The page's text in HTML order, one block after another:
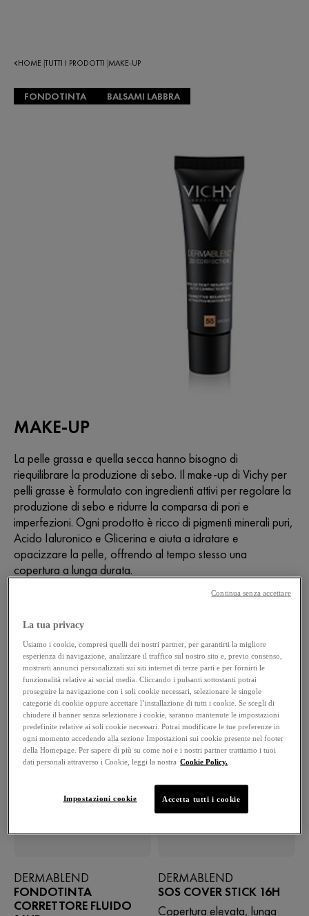
HOME TUTTI I PRODOTTI MAKE-UP
FONDOTINTA BALSAMI LABBRA
MAKE-UP
La pelle grassa e quella secca hanno bisogno di
riequilibrare la produzione di sebo. Il make-up di Vichy per
pelli grasse è formulato con ingredienti attivi per regolare la
produzione di sebo e ridurre la comparsa di pori e
imperfezioni. Ogni prodotto è ricco di pigmenti minerali puri,
Acido Ialuronico e Glicerina e aiuta a idratare e
opacizzare la pelle, offrendo al tempo stesso una
copertura a lunga durata.
DERMABLEND
FONDOTINTA
CORRETTORE FLUIDO
DERMABLEND
SOS COVER STICK 16H
Copertura elevata, lunga
La tua privacy
Usiamo i cookie, compresi quelli dei nostri partner, per garantirti la migliore
esperienza di navigazione, analizzare il traffico sul nostro sito e, previo consenso,
mostrarti annunci personalizzati sui siti internet di terze parti e per fornirti le
funzionalità relative ai social media. Cliccando i pulsanti sottostanti potrai
proseguire la navigazione con i soli cookie necessari, selezionare le singole
categorie di cookie oppure accettare l’installazione di tutti i cookie. Se scegli di
chiudere il banner senza selezionare i cookie, saranno mantenute le impostazioni
predefinite relative ai soli cookie necessari. Potrai modificare le tue preferenze in
ogni momento accedendo alla sezione Impostazioni sui cookie presente nel footer
della Homepage. Per sapere di più su come noi e i nostri partner trattiamo i tuoi
dati personali attraverso i Cookie, leggi la nostra Cookie Policy.
Impostazioni cookie Accetta tutti i cookie
Continua senza accettare